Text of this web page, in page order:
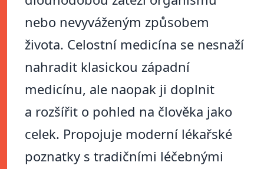
nebo nevyváženým způsobem
života. Celostní medicína se nesnaží
nahradit klasickou západní
medicínu, ale naopak ji doplnit
a rozšířit o pohled na člověka jako
celek. Propojuje moderní lékařské
poznatky s tradičními léčebnými